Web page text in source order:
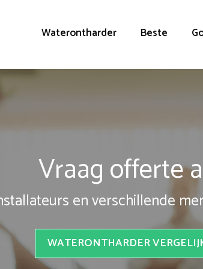
Waterontharder Beste
Vraag offerte
en verschillende
WATERONTHARDER